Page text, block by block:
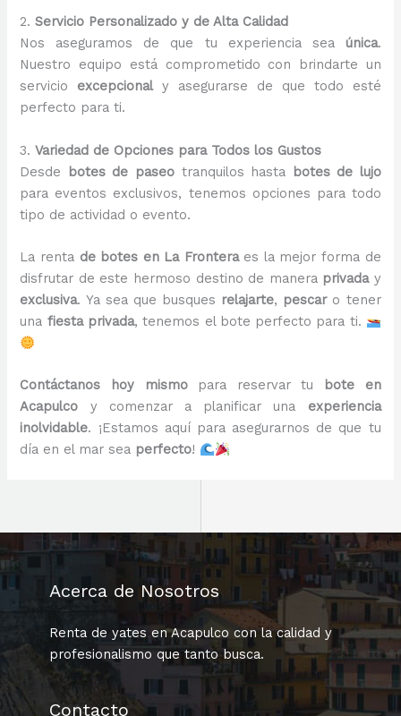
2.Servicio Personalizado y de Alta Calidad
Nos aseguramos de que tu experiencia sea única.
Nuestro equipo está comprometido con brindarte un
servicio excepcionaly asegurarse de que todo esté
perfecto para ti.
3.Variedad de Opciones para Todos los Gustos
Desde
botes de paseo tranquilos hasta botes de lujo
para eventos exclusivos, tenemos opciones para todo
tipo de actividad o evento.
La renta de botes en La Fronteraes la mejor forma de
disfrutar de este hermoso destino de manera privaday
exclusiva. Ya sea que busques relajarte, pescaro tener
una fiesta privada, tenemos el bote perfecto para ti.
Contáctanos hoy mismopara reservar tu
bote en
Acapulco y comenzar a planificar una experiencia
inolvidable. ¡Estamos aquí para asegurarnos de que tu
día en el mar sea perfecto!
Acerca de Nosotros
Renta de yates en Acapulco con la calidad y
profesionalismo que tanto busca.
Contacto